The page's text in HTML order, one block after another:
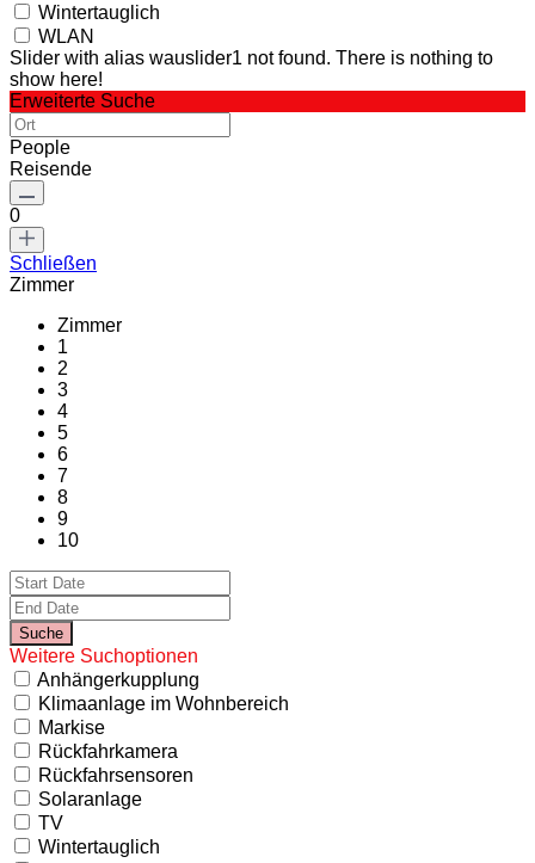
Wintertauglich
WLAN
Slider with alias wauslider1 not found. There is nothing to
show here!
Erweiterte Suche
People
Reisende
0
Schließen
Zimmer
Zimmer
1
2
3
4
5
6
7
8
9
10
Weitere Suchoptionen
Anhängerkupplung
Klimaanlage im Wohnbereich
Markise
Rückfahrkamera
Rückfahrsensoren
Solaranlage
TV
Wintertauglich